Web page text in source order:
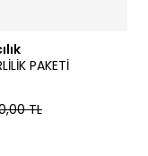
PAKETİ
TL